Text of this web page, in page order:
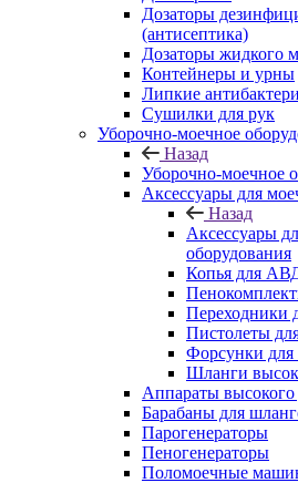
Дозаторы
(антисептика)
Дозаторы жидкого
Контейнеры и урны
Липкие
Сушилки для рук
Уборочно-моечное
Назад
Уборочно-моечное
Аксессуары для
Назад
Аксессуары
оборудования
Копья для
Переходники
Пистолеты
Форсунки
Шланги
Аппараты высокого
Барабаны для
Парогенераторы
Пеногенераторы
Поломоечные